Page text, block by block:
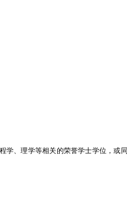
学、理学等相关的荣誉学士学位，或